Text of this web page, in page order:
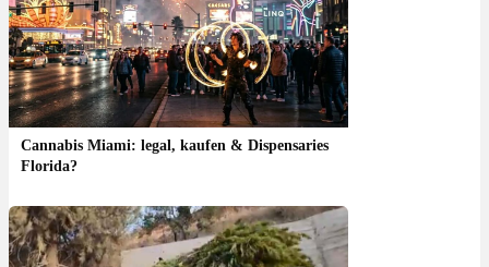
Cannabis Miami: legal, kaufen & Dispensaries
Florida?